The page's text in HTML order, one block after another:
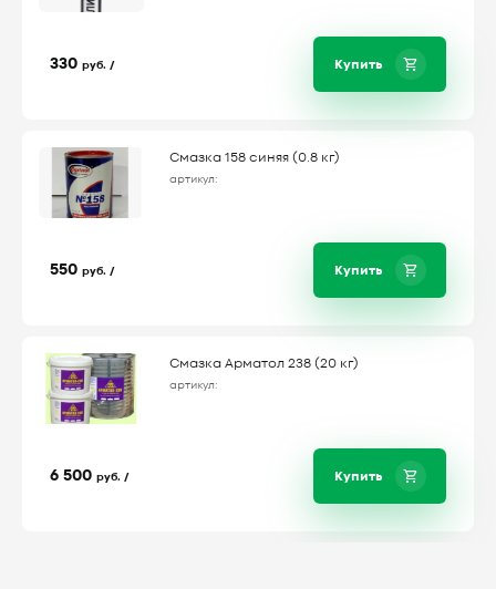
330 руб. / Купить
Смазка 158 синяя (0.8 кг)
артикул:
550 руб. / Купить
Смазка Арматол 238 (20 кг)
артикул:
6 500 руб. / Купить